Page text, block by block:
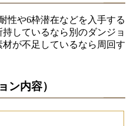
性や6枠潜在などを入手する
しているなら別のダンジョ
が不足しているなら周回す
ン内容）